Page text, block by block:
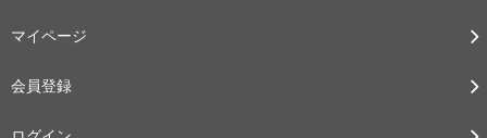
マイページ
会員登録